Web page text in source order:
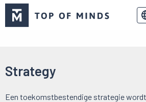
of
Strategy
Een toekomstbestendige strategie